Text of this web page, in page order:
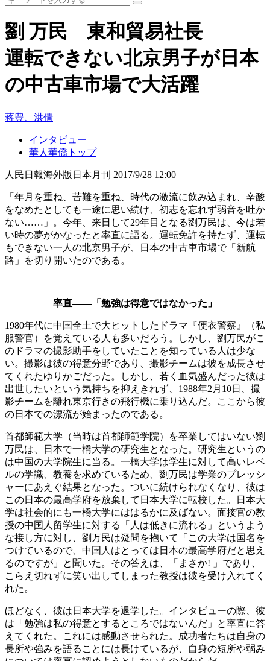
劉 万民 東和貿易社長
運転できない北京男子が日本
の中古車市場で大活躍
蒋豊、洪倩
インタビュー
華人華僑トップ
人民日報海外版日本月刊 2017/9/28 12:00
「年月を重ね、苦難を重ね、時代の激流に飲み込まれ、辛酸
をなめたとしても一途に思い続け、初志を忘れず弱音を吐か
ない……」。今年、来日して29年目となる劉万民は、今は若
い時の夢がかなったと率直に語る。運転免許を持たず、運転
もできない一人の北京男子が、日本の中古車市場で「新航
路」を切り開いたのである。
率直——「勉強は得意ではなかった」
1980年代に中国全土で大ヒットしたドラマ『便衣警察』（私
服警官）を覚えている人も多いだろう。しかし、劉万民がこ
のドラマの撮影助手をしていたことを知っている人は少な
い。撮影は彼の得意分野であり、撮影チームは彼を成長させ
てくれたゆりかごだった。しかし、若く血気盛んだった彼は
出世したいという気持ちを抑えきれず、1988年2月10日、撮
影チームを離れ東京行きの飛行機に乗り込んだ。ここから彼
の日本での漂流が始まったのである。
首都師範大学（当時は首都師範学院）を卒業してはいない劉
万民は、日本で一橋大学の研究生となった。研究生というの
は中国の大学院生に当る。一橋大学は学生に対して高いレベ
ルの学識、教養を求めているため、劉万民は学業のプレッシ
ャーにあえぐ結果となった。ついに続けられなくなり、彼は
この日本の最高学府を放棄して日本大学に転校した。日本大
学は社会的にも一橋大学にははるかに及ばない。面接官の教
授の中国人留学生に対する「人は低きに流れる」というよう
な接し方に対し、劉万民は疑問を抱いて「この大学は国名を
つけているので、中国人はとっては日本の最高学府だと思え
るのですが」と聞いた。その答えは、「まさか! 」であり、
こらえ切れずに笑い出してしまった教授は彼を受け入れてく
れた。
ほどなく、彼は日本大学を退学した。インタビューの際、彼
は「勉強は私の得意とするところではないんだ」と率直に答
えてくれた。これには感動させられた。成功者たちは自身の
長所や強みを語ることには長けているが、自身の短所や弱み